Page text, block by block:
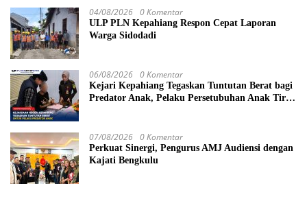
04/08/2026 0 Komentar
ULP PLN Kepahiang Respon Cepat Laporan
Warga Sidodadi
06/08/2026 0 Komentar
Kejari Kepahiang Tegaskan Tuntutan Berat bagi
Predator Anak, Pelaku Persetubuhan Anak Tiri
07/08/2026 0 Komentar
Perkuat Sinergi, Pengurus AMJ Audiensi dengan
Kajati Bengkulu